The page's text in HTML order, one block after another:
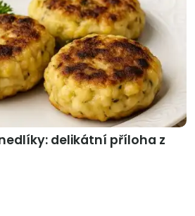
delikátní příloha z